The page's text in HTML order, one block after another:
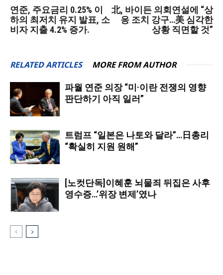
연준, 주요금리 0.25% 이
하의 최저치 유지 발표, 소
비자 지출 4.2% 증가.
北, 바이든 의회연설에 “상
응 조치 강구…美 심각한
상황 직면할 것”
RELATED ARTICLES MORE FROM AUTHOR
파월 연준 의장 “미·이란 전쟁의 영향
판단하기 아직 일러”
트럼프 “일본은 나토와 달라”…日총리
“확실히 지원 원해”
[노컷단독]이혜훈 뇌물죄 뒤집은 사후
영수증…’위장 변제’였나